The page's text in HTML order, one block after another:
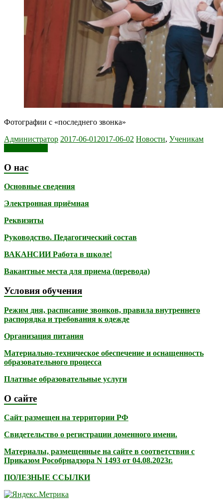
Фотографии с «последнего звонка»
Администратор 2017-06-01 2017-06-02 Новости, Ученикам
О нас
Основные сведения
Электронная приёмная
Реквизиты
Руководство. Педагогический состав
ВАКАНСИИ Работа в школе!
Вакантные места для приема (перевода)
Условия обучения
Режим дня, расписание звонков, правила внутреннего
распорядка и требования к одежде
Организация питания
Материально-техническое обеспечение и оснащенность
образовательного процесса
Платные образовательные услуги
О сайте
Сайт размещен на территории РФ
Свидетельство о регистрации доменного имени.
Материалы, размещенные на сайте в соответствии с
Приказом Рособрнадзора N 1493 от 04.08.2023г.
ПОЛЕЗНЫЕ ССЫЛКИ